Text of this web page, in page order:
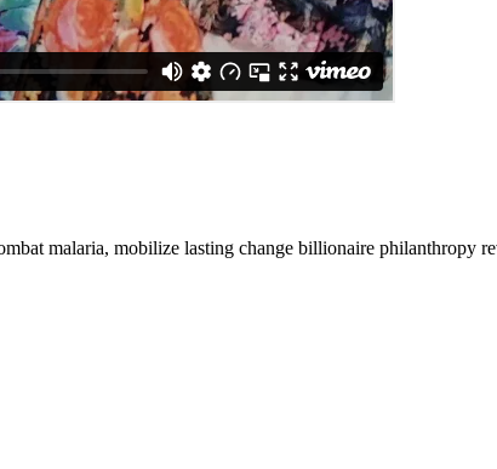
malaria, mobilize lasting change billionaire philanthropy